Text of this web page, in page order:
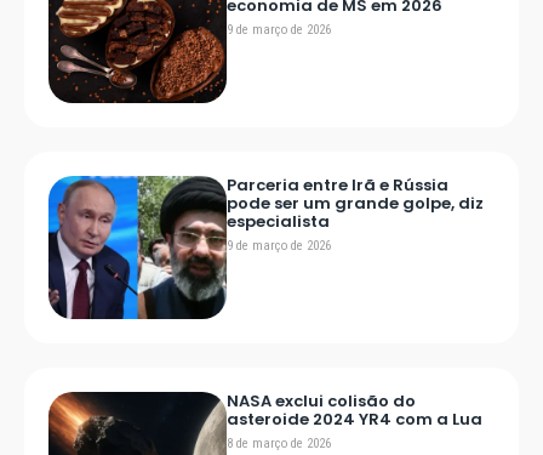
economia de MS em 2026
9 de março de 2026
Parceria entre Irã e Rússia
pode ser um grande golpe, diz
especialista
9 de março de 2026
NASA exclui colisão do
asteroide 2024 YR4 com a Lua
8 de março de 2026